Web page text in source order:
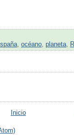
, océano, planeta,
Inicio